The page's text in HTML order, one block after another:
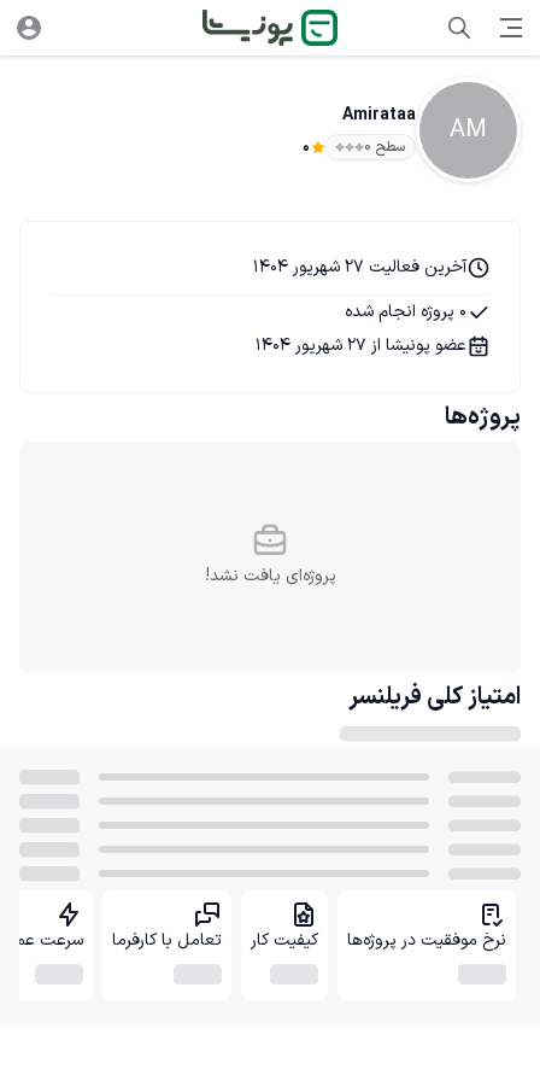
AM
Amirataa
سطح ۰ 0
آخرین فعالیت 27 شهریور 1404
0 پروژه انجام شده
عضو پونیشا از 27 شهریور 1404
پروژه‌ها
پروژه‌ای یافت نشد!
امتیاز کلی فریلنسر
نرخ موفقیت در پروژه‌ها کیفیت کار تعامل با کارفرما سرعت عمل